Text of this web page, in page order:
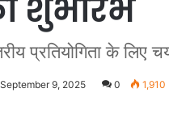
शुभारंभ
प्रतियोगिता के लिए
9, 2025 0 1,910